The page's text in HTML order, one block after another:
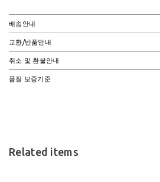
배송안내
교환/반품안내
취소 및 환불안내
품질 보증기준
Related items